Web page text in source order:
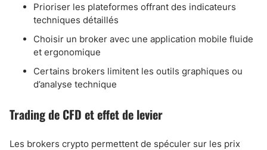
Prioriser les plateformes offrant des indicateurs
techniques détaillés
Choisir un broker avec une application mobile fluide
et ergonomique
Certains brokers limitent les outils graphiques ou
d’analyse technique
Trading de CFD et effet de levier
Les brokers crypto permettent de spéculer sur les prix